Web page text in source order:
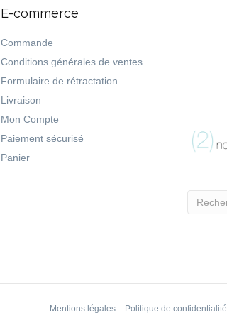
E-commerce
Commande
Conditions générales de ventes
Formulaire de rétractation
Livraison
Mon Compte
Paiement sécurisé
Panier
Mentions légales Politique de confidentialité